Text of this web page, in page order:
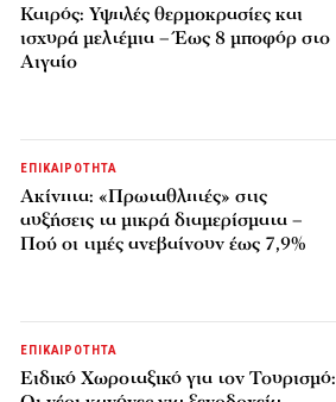
Καιρός: Υψηλές θερμοκρασίες και
ισχυρά μελτέμια – Έως 8 μποφόρ στο
Αιγαίο
ΕΠΙΚΑΙΡΟΤΗΤΑ
Ακίνητα: «Πρωταθλητές» στις
αυξήσεις τα μικρά διαμερίσματα –
Πού οι τιμές ανεβαίνουν έως 7,9%
ΕΠΙΚΑΙΡΟΤΗΤΑ
Ειδικό Χωροταξικό για τον Τουρισμό: